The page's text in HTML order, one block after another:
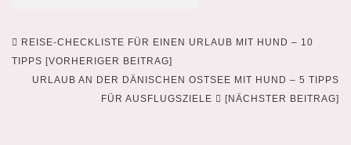
Beitragsnavigation
REISE-CHECKLISTE FÜR EINEN URLAUB MIT HUND – 10
TIPPS [VORHERIGER BEITRAG]
URLAUB AN DER DÄNISCHEN OSTSEE MIT HUND – 5 TIPPS
FÜR AUSFLUGSZIELE
[NÄCHSTER BEITRAG]